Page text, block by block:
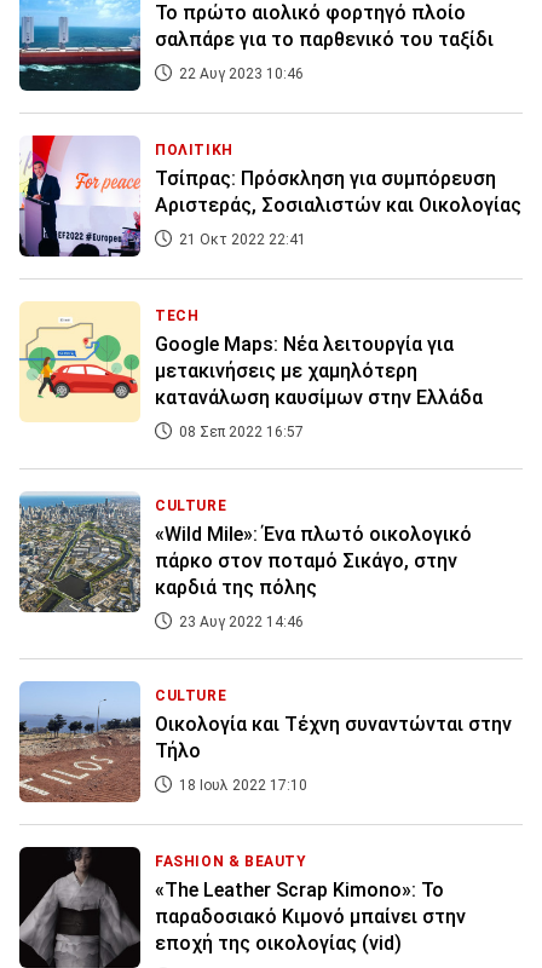
Το πρώτο αιολικό φορτηγό πλοίο
σαλπάρε για το παρθενικό του ταξίδι
22 Αυγ 2023 10:46
ΠΟΛΙΤΙΚΗ
Τσίπρας: Πρόσκληση για συμπόρευση
Αριστεράς, Σοσιαλιστών και Οικολογίας
21 Οκτ 2022 22:41
TECH
Google Maps: Nέα λειτουργία για
μετακινήσεις με χαμηλότερη
κατανάλωση καυσίμων στην Ελλάδα
08 Σεπ 2022 16:57
CULTURE
«Wild Mile»: Ένα πλωτό οικολογικό
πάρκο στον ποταμό Σικάγο, στην
καρδιά της πόλης
23 Αυγ 2022 14:46
CULTURE
Oικολογία και Τέχνη συναντώνται στην
Τήλο
18 Ιουλ 2022 17:10
FASHION & BEAUTY
«The Leather Scrap Kimono»: Το
παραδοσιακό Κιμονό μπαίνει στην
εποχή της οικολογίας (vid)